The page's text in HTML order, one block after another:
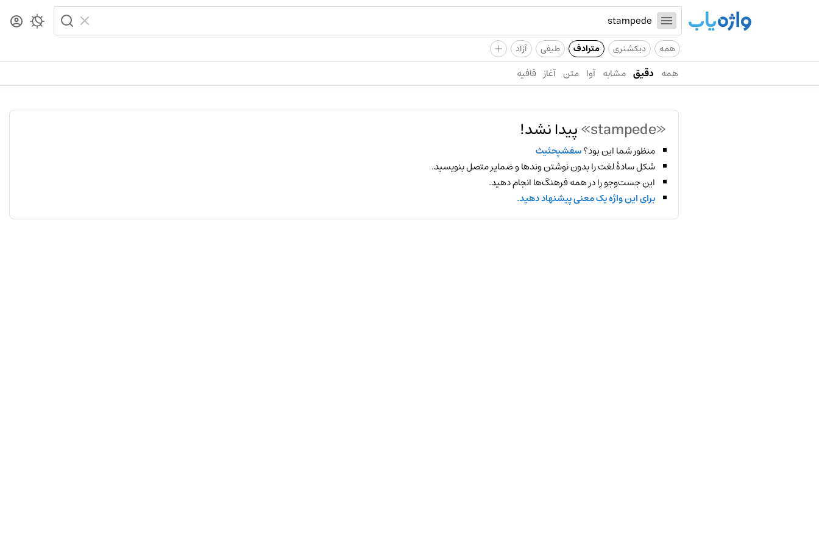
همه دیکشنری مترادف طیفی آزاد +
همه دقیق مشابه آوا متن آغاز قافیه
«stampede» پیدا نشد!
منظور شما این بود؟سفشپحثیث
شکل سادهٔ لغت را بدون نوشتن وندها و ضمایر متصل بنویسید.
این جست‌وجو را در همه فرهنگ‌ها انجام دهید.
برای این واژه یک معنی پیشنهاد دهید.